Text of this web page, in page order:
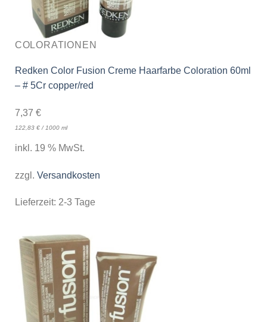
COLORATIONEN
Redken Color Fusion Creme Haarfarbe Coloration 60ml
– # 5Cr copper/red
7,37 €
122,83 €/ 1000 ml
inkl. 19 % MwSt.
zzgl. Versandkosten
Lieferzeit: 2-3 Tage